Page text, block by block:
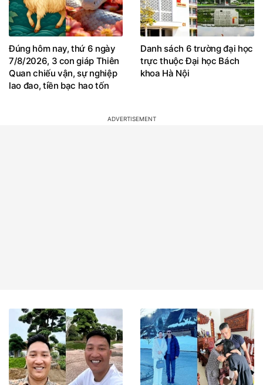
Đúng hôm nay, thứ 6 ngày
7/8/2026, 3 con giáp Thiên
Quan chiếu vận, sự nghiệp
lao đao, tiền bạc hao tốn
Danh sách 6 trường đại học
trực thuộc Đại học Bách
khoa Hà Nội